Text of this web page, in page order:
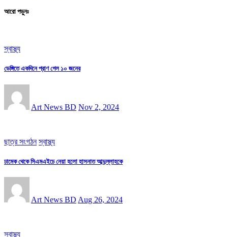
আরো পড়ুনঃ
স্বাস্থ্য
ডেঙ্গিতে একদিনে প্রাণ গেল ১০ জনের
Art News BD Nov 2, 2024
ছাত্র সংগঠন স্বাস্থ্য
ঢামেক থেকে সিএমএইচে নেয়া হলো হাসনাত আব্দুল্লাহকে
Art News BD Aug 26, 2024
স্বাস্থ্য